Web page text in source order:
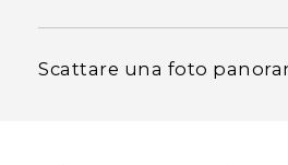
Scattare una foto